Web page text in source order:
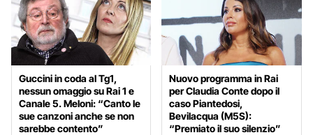
Guccini in coda al Tg1,
nessun omaggio su Rai 1 e
Canale 5. Meloni: “Canto le
sue canzoni anche se non
sarebbe contento”
Nuovo programma in Rai
per Claudia Conte dopo il
caso Piantedosi,
Bevilacqua (M5S):
“Premiato il suo silenzio”